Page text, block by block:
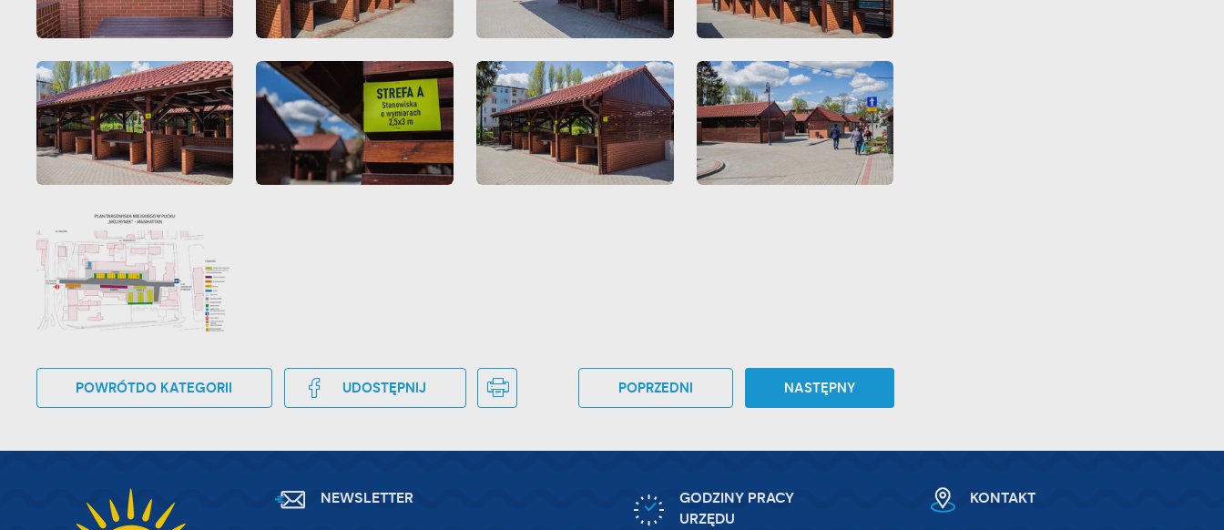
POWRÓTDO KATEGORII UDOSTĘPNIJ POPRZEDNI NASTĘPNY
NEWSLETTER
GODZINY PRACY
URZĘDU
KONTAKT